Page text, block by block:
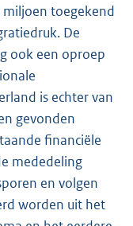
miljoen toegekend
De
ook een oproep
is echter van
gevonden
financiële
mededeling
en volgen
worden uit het